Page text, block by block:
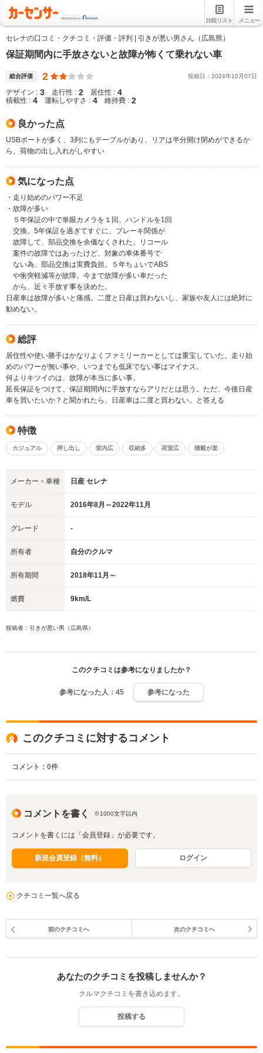
比較リスト メニュー
セレナの口コミ・クチコミ・評価・評判 | 引きが悪い男さん（広島県）
保証期間内に手放さないと故障が怖くて乗れない車
総合評価 2 投稿日： 2024年10 月07日
デザイン : 3 走行性 : 2 居住性 : 4
積載性 : 4 運転しやすさ : 4 維持費 : 2
良かった点
USBポートが多く、3列にもテーブルがあり、リアは半分開け閉めができるか
ら、荷物の出し入れがしやすい
気になった点
・走り始めのパワー不足
・故障が多い
５年保証の中で単眼カメラを１回、ハンドルを1回
交換。5年保証を過ぎてすぐに、ブレーキ関係が
故障して、部品交換を余儀なくされた。リコール
案件の故障ではあったけど、対象の車体番号で
ない為、部品交換は実費負担。５年ちょいでABS
や衝突軽減等が故障。今まで故障が多い車だった
から、近々手放す事を決めた。
日産車は故障が多いと痛感。二度と日産は買わないし、家族や友人には絶対に
勧めない。
総評
居住性や使い勝手はかなりよくファミリーカーとしては重宝していた。走り始
めのパワーが無い事や、いつまでも低床でない事はマイナス。
何よりキツイのは、故障が本当に多い事。
延長保証をつけて、保証期間内に手放すならアリだとは思う。ただ、今後日産
車を買いたいか？と聞かれたら、日産車は二度と買わない。と答える
特徴
カジュアル 押し出し 室内広 収納多 荷室広 積載が楽
メーカー・車種 日産 セレナ
モデル 2016年8月～2022年11月
グレード -
所有者 自分のクルマ
所有期間 2018年11月～
燃費 9km/L
投稿者：引きが悪い男（広島県）
このクチコミは参考になりましたか？
参考になった人： 45 参考になった
このクチコミに対するコメント
コメント： 0件
コメントを書く ※1000文字以内
コメントを書くには「会員登録」が必要です。
新規会員登録（無料） ログイン
クチコミ一覧へ戻る
前のクチコミへ 次のクチコミへ
あなたのクチコミを投稿しませんか？
クルマクチコミを書き込めます。
投稿する